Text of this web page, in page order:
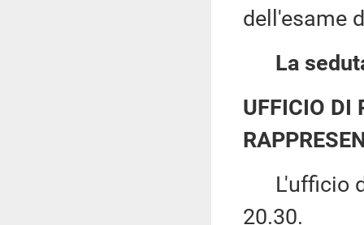
dell'esame
La
UFFICIO DI
L'ufficio di
20.30.